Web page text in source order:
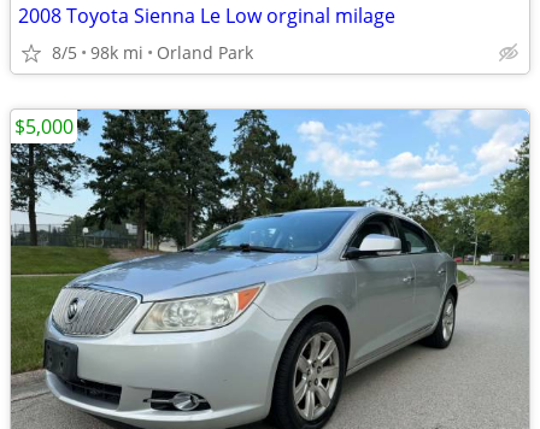
2008 Toyota Sienna Le Low orginal milage
8/5 98k mi Orland Park
$5,000